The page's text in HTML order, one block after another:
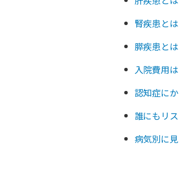
腎疾患と
膵疾患と
入院費用
認知症に
誰にもリ
病気別に